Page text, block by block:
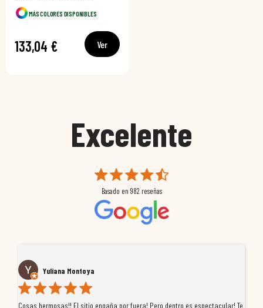
MÁS COLORES DISPONIBLES
133,04 € Ver
Excelente
Basado en 982 reseñas
Yuliana Montoya
Cosas hermosas!! El sitio engaña por fuera! Pero dentro es espectacular! Te